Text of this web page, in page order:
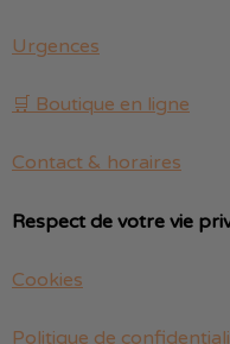
Urgences
🛒 Boutique en ligne
Contact & horaires
Respect de votre vie
Cookies
Politique de